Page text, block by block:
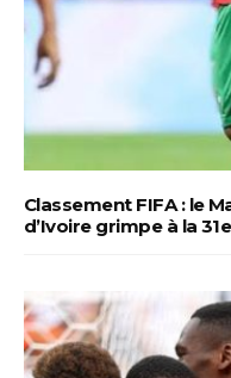
Classement FIFA : le
d’Ivoire grimpe à la